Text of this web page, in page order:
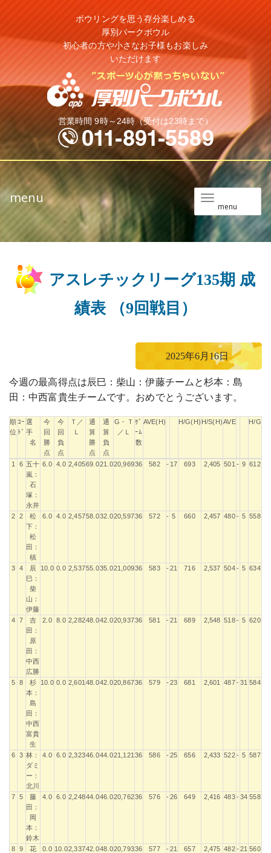
ボウリングを思う存分楽しめる
厚別パークボウル
初心者の方や小さなお子様もお楽しみ
いただけます
営業時間 9時～24時（受付は23時まで）
ニ
ュ
ー
menu
menu
アスレチックリーグ135期 成
績表 （9回戦目）
2025年6月16日
今週の最高得点は辰巳：柴山：伊藤チームと杉本：島
田：中西富貴生チームです。おめでとうございます。
順
位
ｺｰ
ﾄﾞ
選
手
名
今
回
勝
点
今
回
負
点
Ｔ／
Ｌ
通
算
勝
点
通
算
負
点
G・Ｔ
／Ｌ
ｹﾞ
ｰﾑ
数
AVE(H) H/G(H) H/S(H)AVE H/G
順
ｺｰ 選
手
名
今
今
Ｔ／
通
通
G・Ｔ ｹﾞ
AVE(H) H/G(H) H/S(H) AVE H/G
1 6 五十
嵐：
石
塚：
永井
6.0 4.0 2,40569.021.020,96936 582 - 17 693 2,405 501 - 9 612
2 2
松
下：
松
田：
槙
6.0 4.0 2,45758.032.020,59736 572 - 5 660 2,457 480 - 5 558
3 4
辰
巳：
柴
山：
伊藤
10.0 0.0 2,53755.035.021,00936 583 -21 716 2,537 504 - 5 634
4 7
吉
田：
原
田：
中西
広勝
2.0 8.0 2,28248.042.020,93736 581 -21 689 2,548 518 - 5 620
5 8
杉
本：
島
田：
中西
富貴
生
10.0 0.0 2,601 48.042.020,86736 579 -23 681 2,601 487 -31 584
6 3 林：
ダミ
ー：
北川
4.0 6.0 2,32346.044.021,121 36 586 -25 656 2,433 522 - 5 587
7 5
藤
田：
岡
本：
鈴木
4.0 6.0 2,24844.046.020,76236 576 -26 649 2,416 483 -34 558
8 9
花
0.0 10.02,33742.048.020,79336 577 -21 657 2,475 482 -21 560